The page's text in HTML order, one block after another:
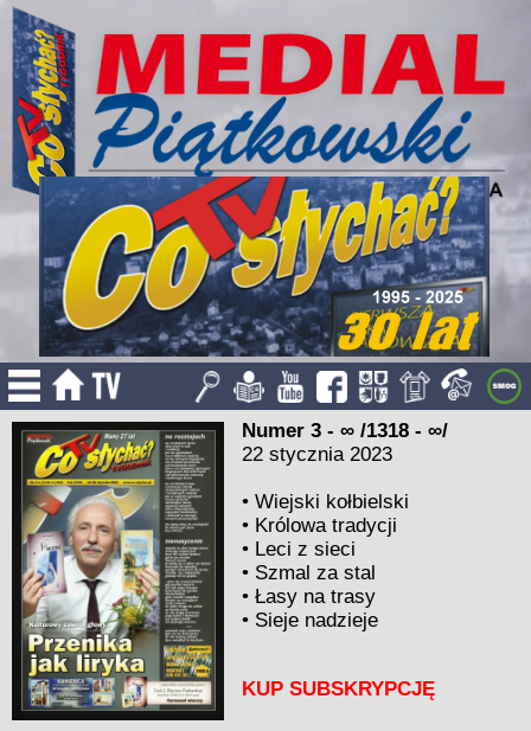
Numer 3 - ∞ /1318 - ∞/
22 stycznia 2023
•Wiejski kołbielski
• Królowa tradycji
• Leci z sieci
• Szmal za stal
•Łasy na trasy
• Sieje nadzieje
KUP SUBSKRYPCJĘ